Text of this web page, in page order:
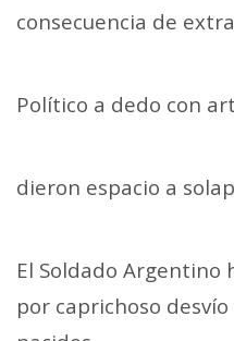
consecuencia de
Político a dedo con
dieron espacio a
El Soldado Argentino
por caprichoso